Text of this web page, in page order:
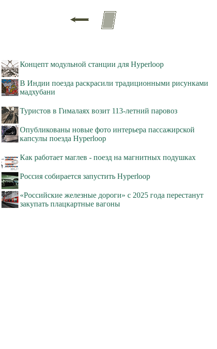
Концепт модульной станции для Hyperloop
В Индии поезда раскрасили традиционными рисунками
мадхубани
Туристов в Гималаях возит 113-летний паровоз
Опубликованы новые фото интерьера пассажирской
капсулы поезда Hyperloop
Как работает маглев - поезд на магнитных подушках
Россия собирается запустить Hyperloop
«Российские железные дороги» с 2025 года перестанут
закупать плацкартные вагоны